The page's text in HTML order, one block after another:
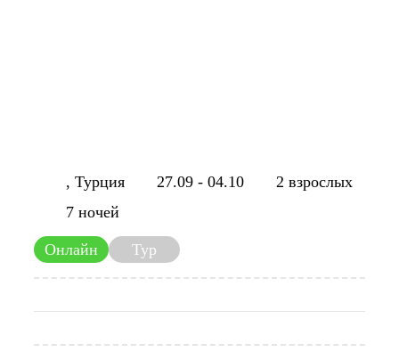
, Турция 27.09 - 04.10
2 взрослых
7 ночей
Онлайн Тур